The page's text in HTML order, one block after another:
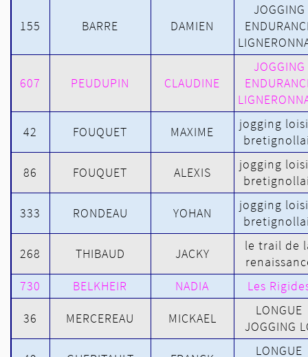
155 BARRE DAMIEN
JOGGING
607 PEUDUPIN CLAUDINE
JOGGING
42 FOUQUET MAXIME
jogging
86 FOUQUET ALEXIS
jogging
333 RONDEAU YOHAN
jogging
268 THIBAUD JACKY
le trail de
730
BELKHEIR NADIA Les
36 MERCEREAU MICKAEL
LONGUE
JOGGING
LONGUE